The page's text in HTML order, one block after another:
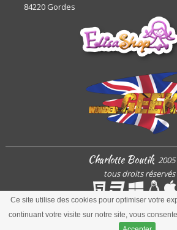
Ce site utilise des cookies pour optimiser votre
continuant votre visite sur notre site, vous
84220 Gordes
Charlotte Boutik 2005
tous droits réservés
ARToisWEB